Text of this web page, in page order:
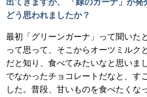
どう思われましたか？
最初「グリーンガーナ」って聞いた
って思って、そこからオーツミルク
だと知り、食べてみたいなと思いま
でなかったチョコレートだなと、す
した。普段、甘いものを食べたくな